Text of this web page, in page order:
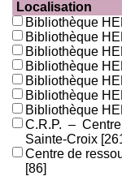
Localisation
Bibliothèque
Bibliothèque
Bibliothèque
Bibliothèque
Bibliothèque
Bibliothèque
Bibliothèque
C.R.P. –
Sainte-Croix
Centre de
[86]